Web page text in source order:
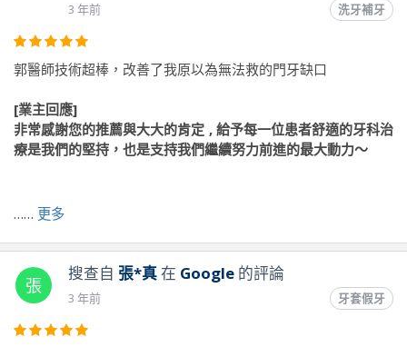
3 年前 洗牙補牙
郭醫師技術超棒，改善了我原以為無法救的門牙缺口
[業主回應]
非常感謝您的推薦與大大的肯定 , 給予每一位患者舒適的牙科治
療是我們的堅持，也是支持我們繼續努力前進的最大動力～
前往原文出處
…… 更多
張
搜查自 張*真在 Google的評論
3 年前 牙套假牙